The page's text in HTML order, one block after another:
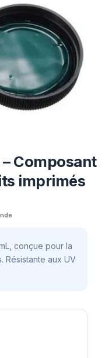
Composant
imprimés
conçue pour la
Résistante aux UV